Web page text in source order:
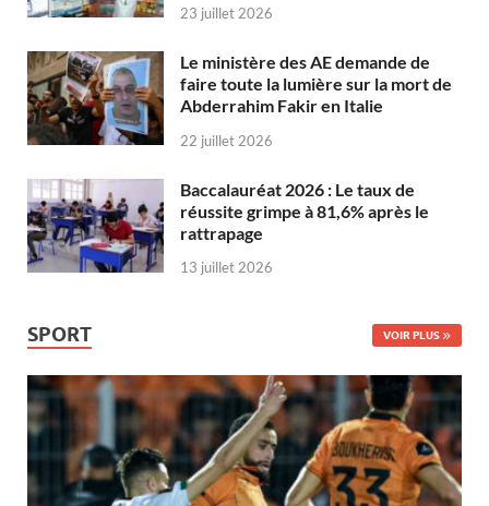
23 juillet 2026
Le ministère des AE demande de
faire toute la lumière sur la mort de
Abderrahim Fakir en Italie
22 juillet 2026
Baccalauréat 2026 : Le taux de
réussite grimpe à 81,6% après le
rattrapage
13 juillet 2026
SPORT VOIR PLUS